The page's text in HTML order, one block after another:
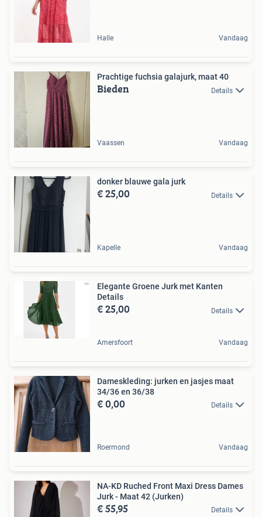
Halle Vandaag
Prachtige fuchsia galajurk, maat 40
Bieden Details
Vaassen Vandaag
donker blauwe gala jurk
€ 25,00 Details
Kapelle Vandaag
Elegante Groene Jurk met Kanten
Details
€ 25,00 Details
Amersfoort Vandaag
Dameskleding: jurken en jasjes maat
34/36 en 36/38
€ 0,00 Details
Roermond Vandaag
NA-KD Ruched Front Maxi Dress Dames
Jurk - Maat 42 (Jurken)
€ 55,95 Details